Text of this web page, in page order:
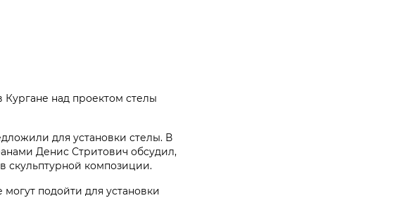
Кургане над проектом стелы
для установки стелы. В
Денис Стритович обсудил,
скульптурной композиции.
подойти для установки